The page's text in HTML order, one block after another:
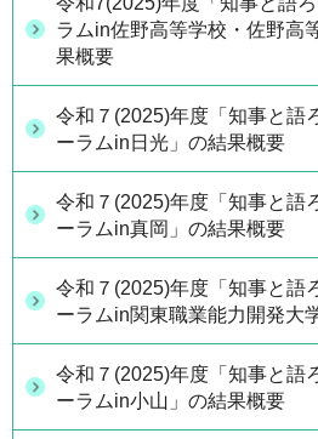
ラムin佐野高等学校・佐野高
果概要
令和７(2025)年度「知事と語
ーラムin日光」の結果概要
令和７(2025)年度「知事と語
ーラムin真岡」の結果概要
令和７(2025)年度「知事と語
ーラムin関東職業能力開発大
令和７(2025)年度「知事と語
ーラムin小山」の結果概要